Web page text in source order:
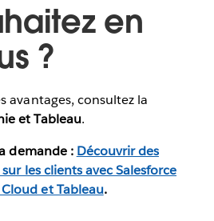
en
?
avantages, consultez la
et Tableau.
demande : Découvrir des
les clients avec Salesforce
et Tableau.